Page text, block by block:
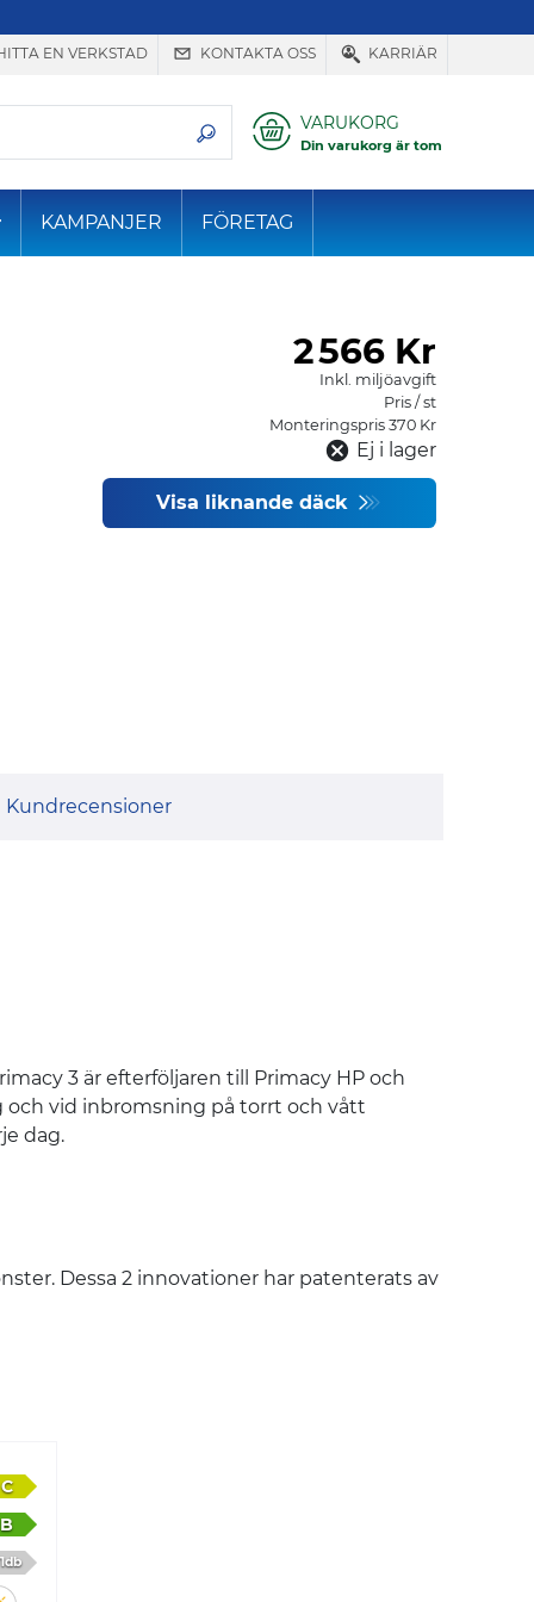
EN VERKSTAD KONTAKTA OSS KARRIÄR
VARUKORG
Din varukorg är tom
KAMPANJER FÖRETAG
2566 Kr
Inkl. miljöavgift
Pris / st
Monteringspris 370 Kr
Ej i lager
Visa liknande däck
Kundrecensioner
3 är efterföljaren till Primacy HP och
och vid inbromsning på torrt och vått
dag.
Dessa 2 innovationer har patenterats av
C
B